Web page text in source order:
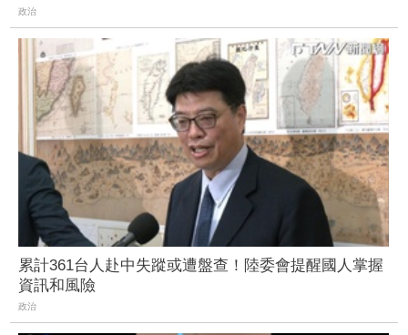
政治
累計361台人赴中失蹤或遭盤查！陸委會提醒國人掌握
資訊和風險
政治